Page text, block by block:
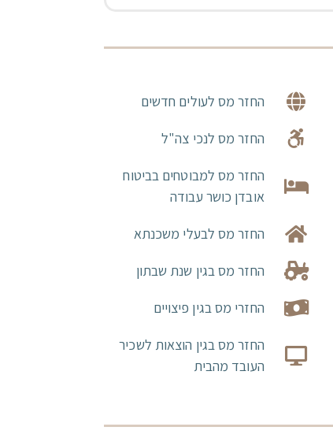
החזר מס לעולים חדשים
החזר מס לנכי צה"ל
החזר מס למבוטחים בביטוח
אובדן כושר עבודה
החזר מס לבעלי משכנתא
החזר מס בגין שנת שבתון
החזרי מס בגין פיצויים
החזר מס בגין הוצאות לשכיר
העובד מהבית